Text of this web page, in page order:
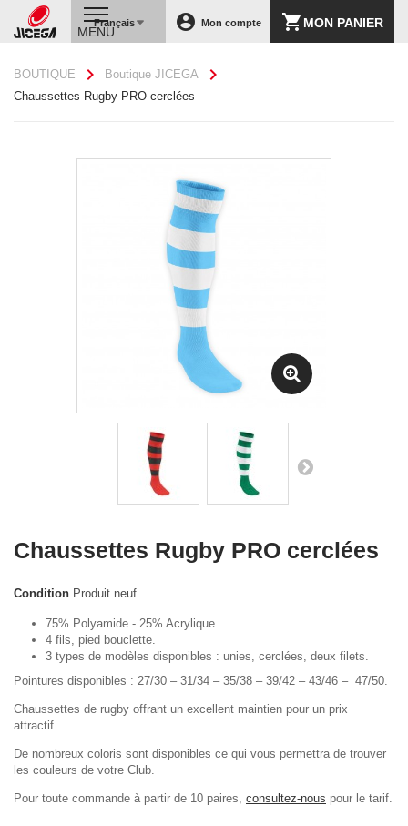
shopping_cart MON PANIER
account_circle Mon compte
Français
MENU
BOUTIQUE chevron_right Boutique JICEGA chevron_right
Chaussettes Rugby PRO cerclées
Chaussettes Rugby PRO cerclées
Condition Produit neuf
75% Polyamide - 25% Acrylique.
4 fils, pied bouclette.
3 types de modèles disponibles : unies, cerclées, deux filets.
Pointures disponibles : 27/30 – 31/34 – 35/38 – 39/42 – 43/46 – 47/50.
Chaussettes de rugby offrant un excellent maintien pour un prix
attractif.
De nombreux coloris sont disponibles ce qui vous permettra de trouver
les couleurs de votre Club.
Pour toute commande à partir de 10 paires, consultez-nous pour le tarif.